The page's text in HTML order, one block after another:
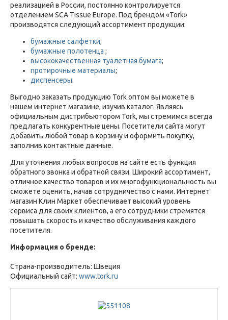
реализацией в России, постоянно контролируется
отделением SCA Tissue Europe. Под брендом «Tork»
производятся следующий ассортимент продукции:
бумажные салфетки;
бумажные полотенца ;
высококачественная туалетная бумага;
протирочные материалы;
диспенсеры.
Выгодно заказать продукцию Tork оптом вы можете в
нашем интернет магазине, изучив каталог. Являясь
официальным дистрибьютором Tork, мы стремимся всегда
предлагать конкурентные цены. Посетители сайта могут
добавить любой товар в корзину и оформить покупку,
заполнив контактные данные.
Для уточнения любых вопросов на сайте есть функция
обратного звонка и обратной связи. Широкий ассортимент,
отличное качество товаров и их многофункциональность вы
сможете оценить, начав сотрудничество с нами. Интернет
магазин Клин Маркет обеспечивает высокий уровень
сервиса для своих клиентов, а его сотрудники стремятся
повышать скорость и качество обслуживания каждого
посетителя.
Информация о бренде:
Страна-производитель: Швеция
Официальный сайт: www.tork.ru